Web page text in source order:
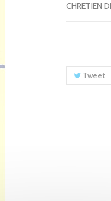
CHRETIEN
Tweet